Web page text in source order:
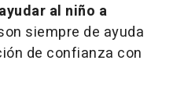
al niño a
siempre de ayuda
de confianza con